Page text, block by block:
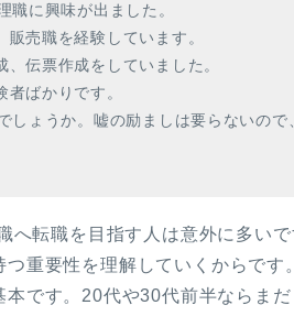
に興味が出ました。
売職を経験しています。
伝票作成をしていました。
ばかりです。
ょうか。嘘の励ましは要らないので
転職を目指す人は意外に多いで
重要性を理解していくからです。
です。20代や30代前半ならま